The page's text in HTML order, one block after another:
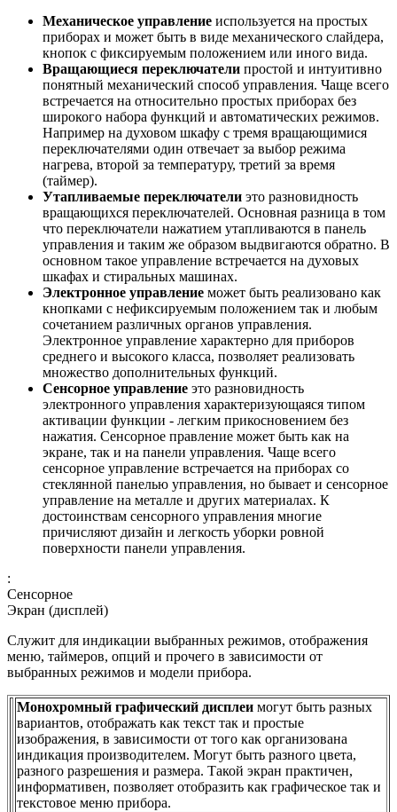
Механическое управление используется на простых
приборах и может быть в виде механического слайдера,
кнопок с фиксируемым положением или иного вида.
Вращающиеся переключатели простой и интуитивно
понятный механический способ управления. Чаще всего
встречается на относительно простых приборах без
широкого набора функций и автоматических режимов.
Например на духовом шкафу с тремя вращающимися
переключателями один отвечает за выбор режима
нагрева, второй за температуру, третий за время
(таймер).
Утапливаемые переключатели это разновидность
вращающихся переключателей. Основная разница в том
что переключатели нажатием утапливаются в панель
управления и таким же образом выдвигаются обратно. В
основном такое управление встречается на духовых
шкафах и стиральных машинах.
Электронное управление может быть реализовано как
кнопками с нефиксируемым положением так и любым
сочетанием различных органов управления.
Электронное управление характерно для приборов
среднего и высокого класса, позволяет реализовать
множество дополнительных функций.
Сенсорное управление это разновидность
электронного управления характеризующаяся типом
активации функции - легким прикосновением без
нажатия. Сенсорное правление может быть как на
экране, так и на панели управления. Чаще всего
сенсорное управление встречается на приборах со
стеклянной панелью управления, но бывает и сенсорное
управление на металле и других материалах. К
достоинствам сенсорного управления многие
причисляют дизайн и легкость уборки ровной
поверхности панели управления.
:
Сенсорное
Экран (дисплей)
Служит для индикации выбранных режимов, отображения
меню, таймеров, опций и прочего в зависимости от
выбранных режимов и модели прибора.
Монохромный графический дисплеи могут быть разных
вариантов, отображать как текст так и простые
изображения, в зависимости от того как организована
индикация производителем. Могут быть разного цвета,
разного разрешения и размера. Такой экран практичен,
информативен, позволяет отобразить как графическое так и
текстовое меню прибора.